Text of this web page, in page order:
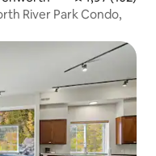
Location de vacances à Leavenworth River Park Condo,